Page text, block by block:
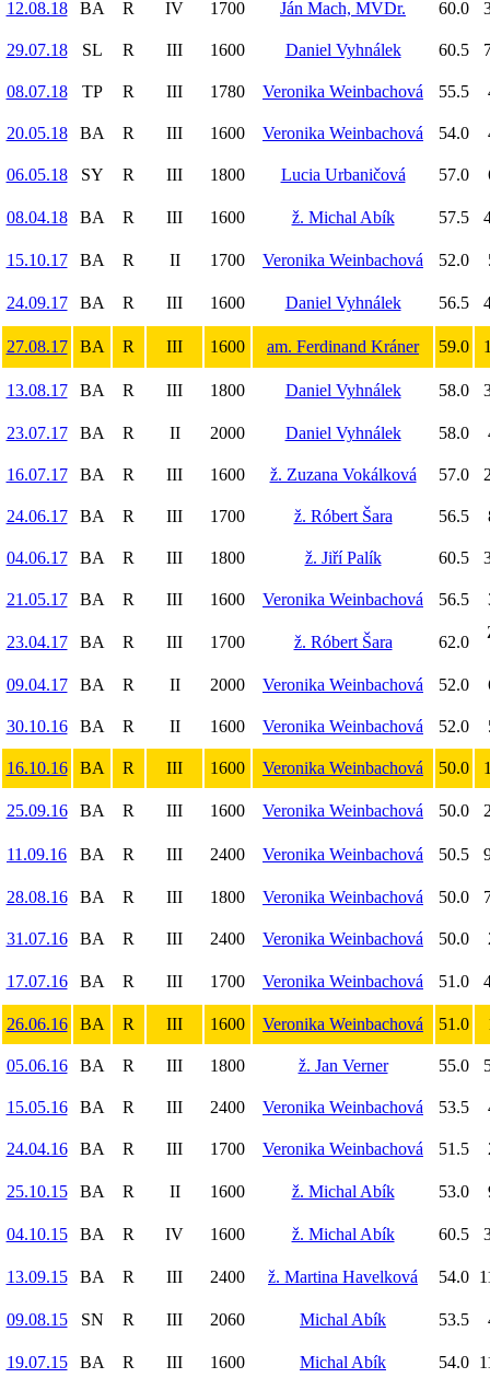
12.08.18 BA R IV 1700 Ján Mach, MVDr. 60.0
29.07.18 SL R III 1600 Daniel Vyhnálek 60.5
08.07.18 TP R III 1780 Veronika Weinbachová 55.5
20.05.18 BA R III 1600 Veronika Weinbachová 54.0
06.05.18 SY R III 1800 Lucia Urbaničová 57.0
08.04.18 BA R III 1600 ž. Michal Abík 57.5
15.10.17 BA R II 1700 Veronika Weinbachová 52.0
24.09.17 BA R III 1600 Daniel Vyhnálek 56.5
27.08.17 BA R III 1600 am. Ferdinand Kráner 59.0
13.08.17 BA R III 1800 Daniel Vyhnálek 58.0
23.07.17 BA R II 2000 Daniel Vyhnálek 58.0
16.07.17 BA R III 1600 ž. Zuzana Vokálková 57.0
24.06.17 BA R III 1700 ž. Róbert Šara 56.5
04.06.17 BA R III 1800 ž. Jiří Palík 60.5
21.05.17 BA R III 1600 Veronika Weinbachová 56.5
23.04.17 BA R III 1700 ž. Róbert Šara 62.0
09.04.17 BA R II 2000 Veronika Weinbachová 52.0
30.10.16 BA R II 1600 Veronika Weinbachová 52.0
16.10.16 BA R III 1600 Veronika Weinbachová 50.0
25.09.16 BA R III 1600 Veronika Weinbachová 50.0
11.09.16 BA R III 2400 Veronika Weinbachová 50.5
28.08.16 BA R III 1800 Veronika Weinbachová 50.0
31.07.16 BA R III 2400 Veronika Weinbachová 50.0
17.07.16 BA R III 1700 Veronika Weinbachová 51.0
26.06.16 BA R III 1600 Veronika Weinbachová 51.0
05.06.16 BA R III 1800 ž. Jan Verner 55.0
15.05.16 BA R III 2400 Veronika Weinbachová 53.5
24.04.16 BA R III 1700 Veronika Weinbachová 51.5
25.10.15 BA R II 1600 ž. Michal Abík 53.0
04.10.15 BA R IV 1600 ž. Michal Abík 60.5
13.09.15 BA R III 2400 ž. Martina Havelková 54.0
09.08.15 SN R III 2060 Michal Abík 53.5
19.07.15 BA R III 1600 Michal Abík 54.0